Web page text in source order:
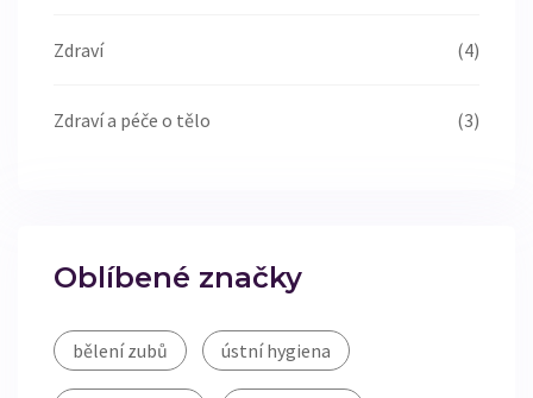
Zdraví (4)
Zdraví a péče o tělo (3)
Oblíbené značky
bělení zubů ústní hygiena